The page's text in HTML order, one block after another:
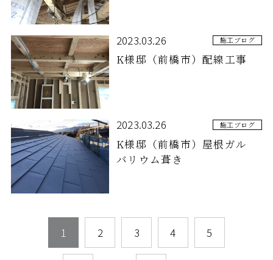
2023.03.26
K様邸（前橋市）配線工事
施工ブログ
2023.03.26
K様邸（前橋市）屋根ガル
バリウム葺き
施工ブログ
1 2 3 4 5